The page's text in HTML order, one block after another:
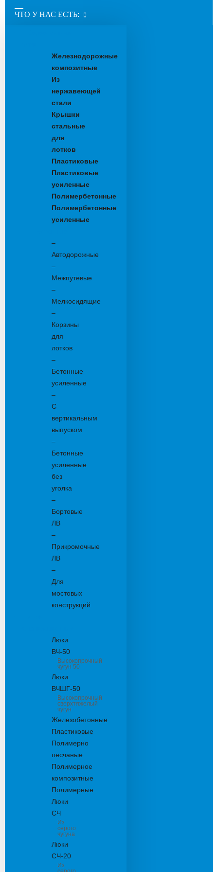
ЧТО У НАС ЕСТЬ:
Железнодорожные
композитные
Из
нержавеющей
стали
Крышки
стальные
для
лотков
Пластиковые
Пластиковые
усиленные
Полимербетонные
Полимербетонные
усиленные
–
Автодорожные
–
Межпутевые
–
Мелкосидящие
–
Корзины
для
лотков
–
Бетонные
усиленные
–
С
вертикальным
выпуском
–
Бетонные
усиленные
без
уголка
–
Бортовые
ЛВ
–
Прикромочные
ЛВ
–
Для
мостовых
конструкций
Люки
ВЧ-50
Высокопрочный
чугун 50
Люки
ВЧШГ-50
Высокопрочный
сверхтяжелый
чугун
Железобетонные
Пластиковые
Полимерно
песчаные
Полимерное
композитные
Полимерные
Люки
СЧ
Из
серого
чугуна
Люки
СЧ-20
Из